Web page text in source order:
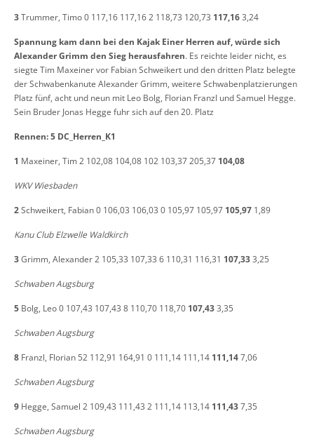
3Trummer, Timo 0 117,16 117,16 2 118,73 120,73 117,163,24
Spannung kam dann bei den Kajak Einer Herren auf, würde sich
Alexander Grimm den Sieg herausfahren. Es reichte leider nicht, es
siegte Tim Maxeiner vor Fabian Schweikert und den dritten Platz belegte
der Schwabenkanute Alexander Grimm, weitere Schwabenplatzierungen
Platz fünf, acht und neun mit Leo Bolg, Florian Franzl und Samuel Hegge.
Sein Bruder Jonas Hegge fuhr sich auf den 20. Platz
Rennen: 5 DC_Herren_K1
1 Maxeiner, Tim 2 102,08 104,08 102 103,37 205,37 104,08
WKV Wiesbaden
2Schweikert, Fabian 0 106,03 106,03 0 105,97 105,97 105,97 1,89
Kanu Club Elzwelle Waldkirch
3Grimm, Alexander 2 105,33 107,33 6 110,31 116,31 107,333,25
Schwaben Augsburg
5 Bolg, Leo 0 107,43 107,43 8 110,70 118,70 107,433,35
Schwaben Augsburg
8 Franzl, Florian 52 112,91 164,91 0 111,14 111,14 111,147,06
Schwaben Augsburg
9 Hegge, Samuel 2 109,43 111,43 2 111,14 113,14 111,437,35
Schwaben Augsburg